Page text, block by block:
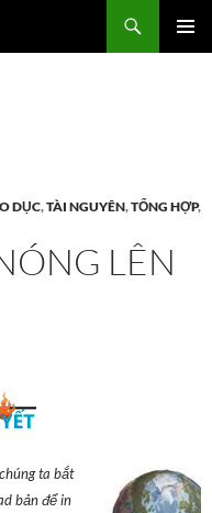
DỤC,TÀI NGUYÊN,TỔNG HỢP,
LÊN
ta bắt
bản để in